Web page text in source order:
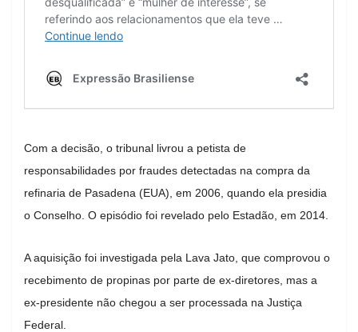
Com a decisão, o tribunal livrou a petista de
responsabilidades por fraudes detectadas na compra da
refinaria de Pasadena (EUA), em 2006, quando ela presidia
o Conselho. O episódio foi revelado pelo Estadão, em 2014.
A aquisição foi investigada pela Lava Jato, que comprovou o
recebimento de propinas por parte de ex-diretores, mas a
ex-presidente não chegou a ser processada na Justiça
Federal.